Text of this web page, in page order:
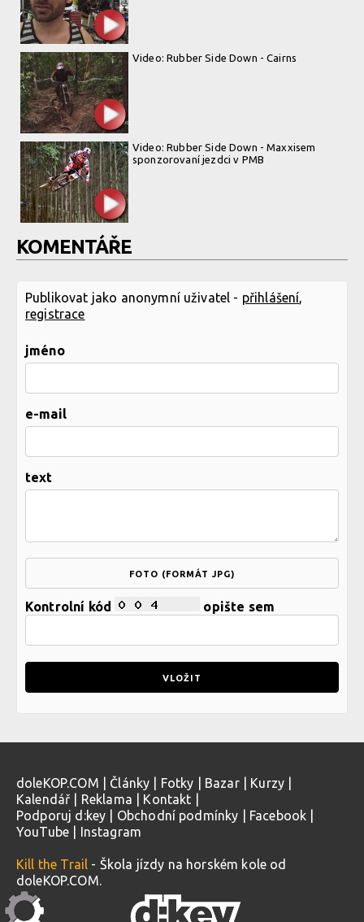
Video: Rubber Side Down - Cairns
Video: Rubber Side Down - Maxxisem
sponzorovaní jezdci v PMB
KOMENTÁŘE
Publikovat jako anonymní uživatel - přihlášení
registrace
jméno
e-mail
text
FOTO (FORMÁT JPG)
Kontrolní kód opište sem
doleKOP.COM Články Fotky Bazar| Kurzy
Kalendář
Reklama Kontakt
Podporuj d:key
Obchodní podmínky Facebook
YouTube
Instagram
Kill the Trail - Škola jízdy na horském kole od
doleKOP.COM.